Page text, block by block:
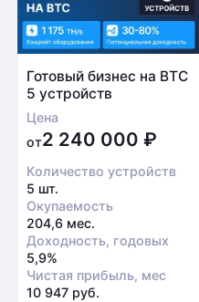
Готовый бизнес на BTC
5 устройств
Цена
от2 240 000 ₽
Количество устройств
5 шт.
Окупаемость
204,6 мес.
Доходность, годовых
5,9%
Чистая прибыль, мес
10 947 руб.